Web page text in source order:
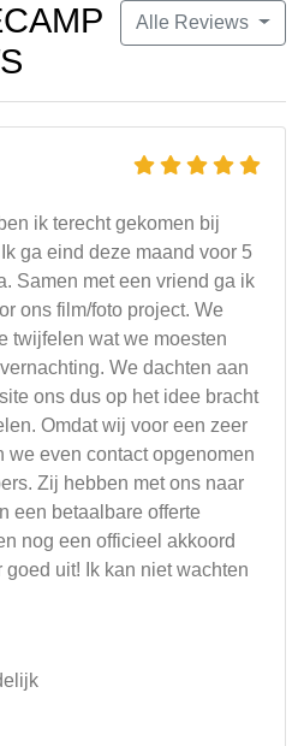
Alle Reviews
ik terecht gekomen bij
ga eind deze maand voor 5
Samen met een vriend ga ik
ons film/foto project. We
twijfelen wat we moesten
We dachten aan
ons dus op het idee bracht
Omdat wij voor een zeer
we even contact opgenomen
Zij hebben met ons naar
een betaalbare offerte
nog een officieel akkoord
uit! Ik kan niet wachten